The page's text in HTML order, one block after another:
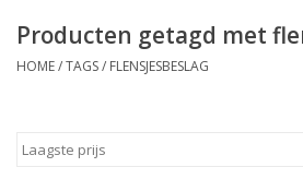
Barneveldse specialiteiten
Producten getagd met
HOME/TAGS/ FLENSJESBESLAG